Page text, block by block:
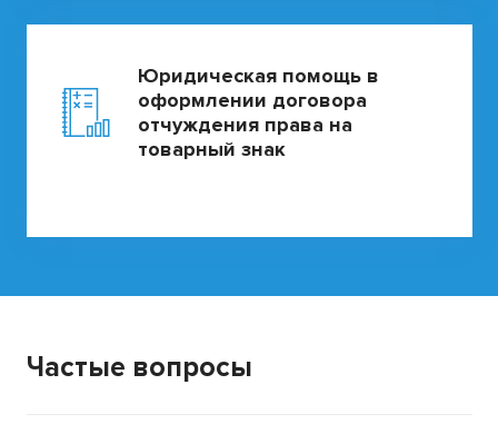
Юридическая помощь в
оформлении договора
отчуждения права на
товарный знак
Частые вопросы